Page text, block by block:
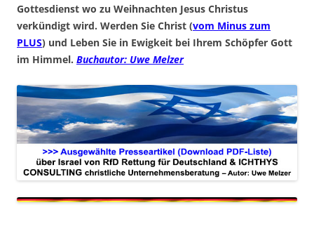
Gottesdienst wo zu Weihnachten Jesus Christus
verkündigt wird. Werden Sie Christ (vom Minus zum
PLUS) und Leben Sie in Ewigkeit bei Ihrem Schöpfer Gott
im Himmel. Buchautor: Uwe Melzer